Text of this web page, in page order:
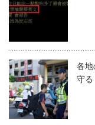
各地
守る